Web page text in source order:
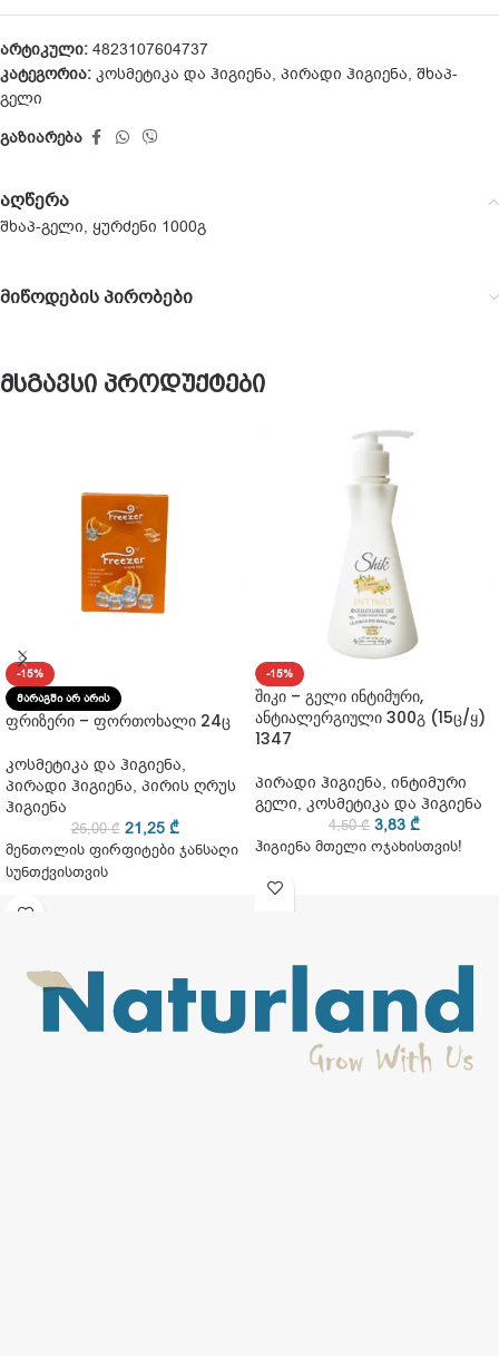
არტიკული: 4823107604737
კატეგორია: კოსმეტიკა და ჰიგიენა, პირადი ჰიგიენა, შხაპ-
გელი
გაზიარება
აღწერა
შხაპ-გელი, ყურძენი 1000გ
მიწოდების პირობები
მსგავსი პროდუქტები
-15%
ᲛᲐᲠᲐᲒᲨᲘ ᲐᲠ ᲐᲠᲘᲡ
ფრიზერი – ფორთოხალი 24ც
კოსმეტიკა და ჰიგიენა,
პირადი ჰიგიენა, პირის ღრუს
ჰიგიენა
25,00₾ 21,25 ₾
მენთოლის ფირფიტები ჯანსაღი
სუნთქვისთვის
-15%
შიკი – გელი ინტიმური,
ანტიალერგიული 300გ (15ც/ყ)
1347
პირადი ჰიგიენა, ინტიმური
გელი, კოსმეტიკა და ჰიგიენა
4,50₾ 3,83 ₾
ჰიგიენა მთელი ოჯახისთვის!